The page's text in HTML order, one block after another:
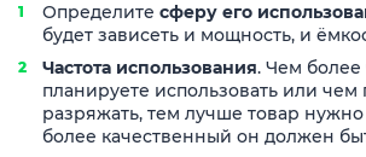
Определите сферу его
будет зависеть и мощность, и
Частота использования. Чем более
планируете использовать или чем
разряжать, тем лучше товар нужно
более качественный он должен